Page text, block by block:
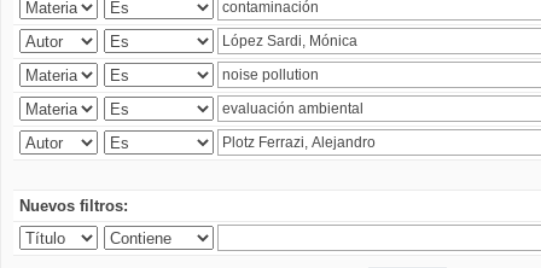
Nuevos filtros: